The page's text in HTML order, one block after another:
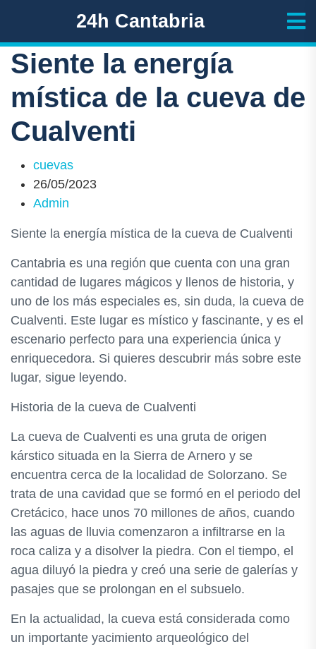
24h Cantabria
Siente la energía
mística de la cueva de
Cualventi
cuevas
26/05/2023
Admin
Siente la energía mística de la cueva de Cualventi
Cantabria es una región que cuenta con una gran
cantidad de lugares mágicos y llenos de historia, y
uno de los más especiales es, sin duda, la cueva de
Cualventi. Este lugar es místico y fascinante, y es el
escenario perfecto para una experiencia única y
enriquecedora. Si quieres descubrir más sobre este
lugar, sigue leyendo.
Historia de la cueva de Cualventi
La cueva de Cualventi es una gruta de origen
kárstico situada en la Sierra de Arnero y se
encuentra cerca de la localidad de Solorzano. Se
trata de una cavidad que se formó en el periodo del
Cretácico, hace unos 70 millones de años, cuando
las aguas de lluvia comenzaron a infiltrarse en la
roca caliza y a disolver la piedra. Con el tiempo, el
agua diluyó la piedra y creó una serie de galerías y
pasajes que se prolongan en el subsuelo.
En la actualidad, la cueva está considerada como
un importante yacimiento arqueológico del